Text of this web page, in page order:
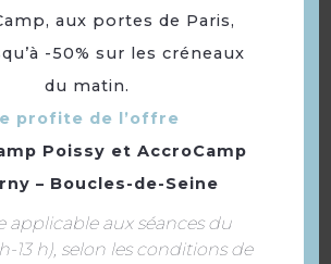
voir aussi ...
aux portes de Paris,
-50% sur les créneaux
du matin.
profite de l’offre
Poissy et AccroCamp
– Boucles-de-Seine
applicable aux séances du
13 h), selon les conditions de